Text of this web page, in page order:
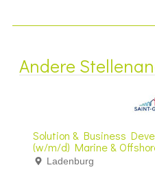
Andere
Solution & Business
(w/m/d) Marine &
Ladenburg